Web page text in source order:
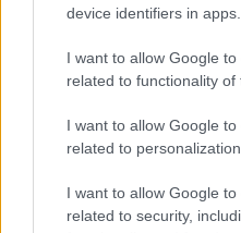
device identifiers in apps.
I want to allow Google
related to functionality of
I want to allow Google
related to personalization.
I want to allow Google
related to security,
Guida al caldo per
disidratazione e colpi di
Camilla Pellegrini · 5 Ago 2026